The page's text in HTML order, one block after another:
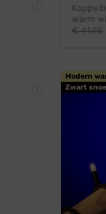
warm
€41,95
Modern
Zwart